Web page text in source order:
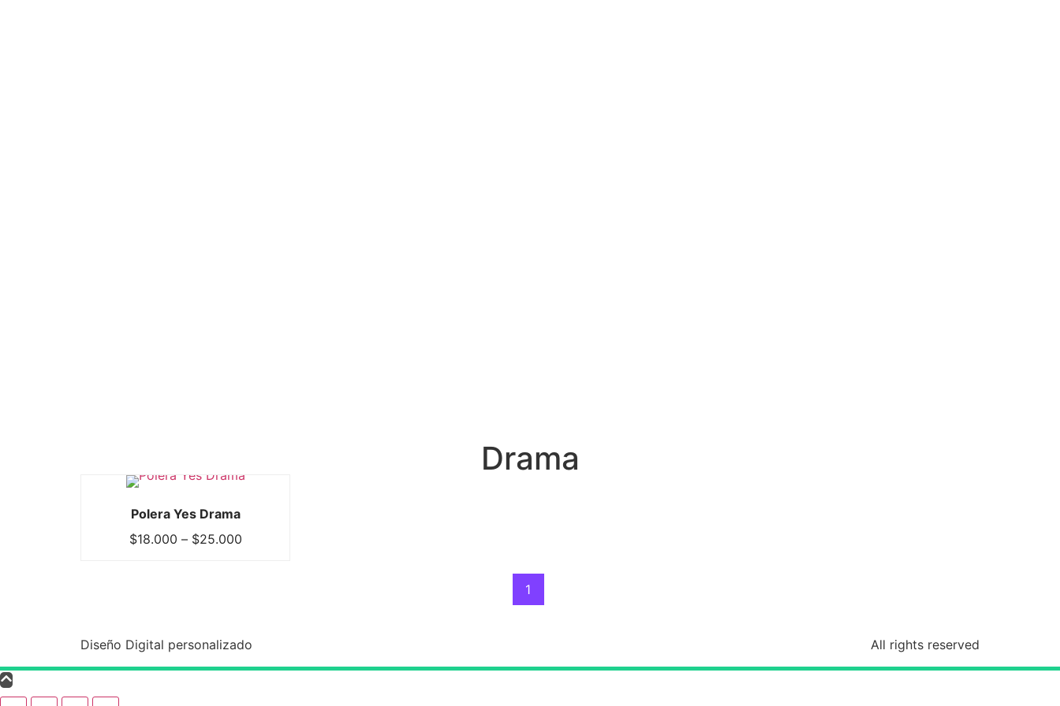
Drama
Polera Yes Drama
$18.000 – $25.000
1
Diseño Digital personalizado All rights reserved